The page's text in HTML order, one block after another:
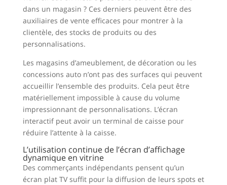
dans un magasin ? Ces derniers peuvent être des
auxiliaires de vente efficaces pour montrer à la
clientèle, des stocks de produits ou des
personnalisations.
Les magasins d’ameublement, de décoration ou les
concessions auto n’ont pas des surfaces qui peuvent
accueillir l’ensemble des produits. Cela peut être
matériellement impossible à cause du volume
impressionnant de personnalisations. L’écran
interactif peut avoir un terminal de caisse pour
réduire l’attente à la caisse.
L’utilisation continue de l’écran d’affichage
dynamique en vitrine
Des commerçants indépendants pensent qu’un
écran plat TV suffit pour la diffusion de leurs spots et